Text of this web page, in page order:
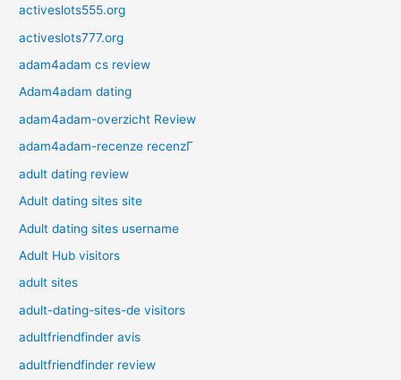
activeslots555.org
activeslots777.org
adam4adam cs review
Adam4adam dating
adam4adam-overzicht Review
adam4adam-recenze recenzГ­
adult dating review
Adult dating sites site
Adult dating sites username
Adult Hub visitors
adult sites
adult-dating-sites-de visitors
adultfriendfinder avis
adultfriendfinder review